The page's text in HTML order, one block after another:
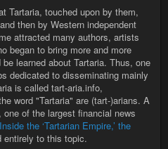
Tartaria, touched upon by them,
then by Western independent
attracted many authors, artists
began to bring more and more
learned about Tartaria. Thus, one
dedicated to disseminating mainly
is called tart-aria.info,
word "Tartaria" are (tart-)arians. A
, one of the largest financial news
Inside the ‘Tartarian Empire,’ the
entirely to this topic.